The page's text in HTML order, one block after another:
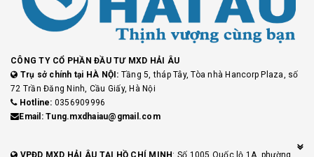
CÔNG TY CỔ PHẦN ĐẦU TƯ MXD HẢI ÂU
Trụ sở chính tại HÀ NỘI: Tầng 5, tháp Tây, Tòa nhà Hancorp Plaza, số
72 Trần Đăng Ninh, Cầu Giấy, Hà Nội
Hotline: 0356909996
Email: Tung.mxdhaiau@gmail.com
VPĐD MXD HẢI ÂU TẠI HỒ CHÍ MINH : Số 1005 Quốc lộ 1A, phường